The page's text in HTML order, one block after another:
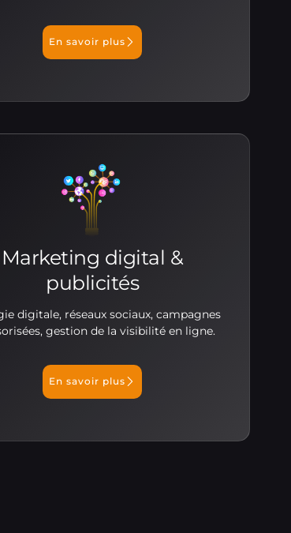
En savoir plus
Marketing digital &
publicités
digitale, réseaux sociaux, campagnes
gestion de la visibilité en ligne.
En savoir plus